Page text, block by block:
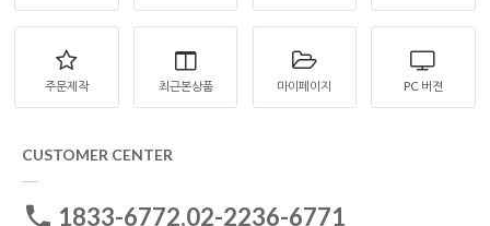
주문제작 최근본상품 마이페이지 PC 버젼
CUSTOMER CENTER
1833-6772,02-2236-6771